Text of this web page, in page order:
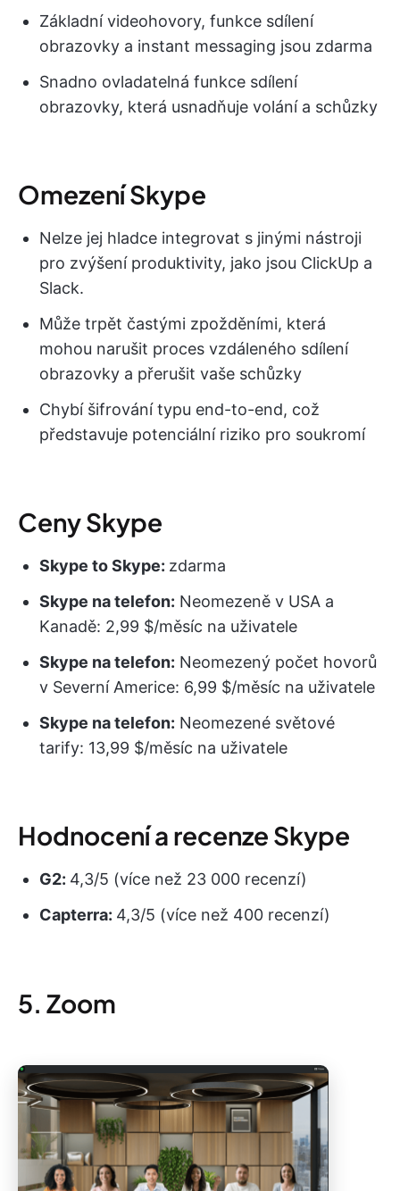
Základní videohovory, funkce sdílení
obrazovky a instant messaging jsou zdarma
Snadno ovladatelná funkce sdílení
obrazovky, která usnadňuje volání a schůzky
Omezení Skype
Nelze jej hladce integrovat s jinými nástroji
pro zvýšení produktivity, jako jsou ClickUp a
Slack.
Může trpět častými zpožděními, která
mohou narušit proces vzdáleného sdílení
obrazovky a přerušit vaše schůzky
Chybí šifrování typu end-to-end, což
představuje potenciální riziko pro soukromí
Ceny Skype
Skype to Skype: zdarma
Skype na telefon: Neomezeně v USA a
Kanadě: 2,99 $/měsíc na uživatele
Skype na telefon: Neomezený počet hovorů
v Severní Americe: 6,99 $/měsíc na uživatele
Skype na telefon: Neomezené světové
tarify: 13,99 $/měsíc na uživatele
Hodnocení a recenze Skype
G2: 4,3/5 (více než 23 000 recenzí)
Capterra: 4,3/5 (více než 400 recenzí)
5. Zoom